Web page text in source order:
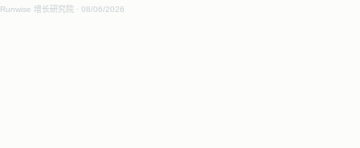
Runwise 增长研究院 08/06/2026